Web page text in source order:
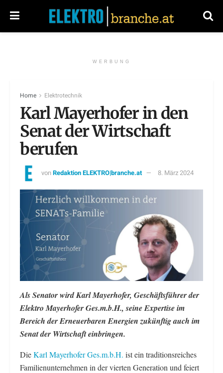
WERBUNG
Home Elektrotechnik
Karl Mayerhofer in den
Senat der Wirtschaft
berufen
vonRedaktion ELEKTRO|branche.at 8. März 2024
Als Senator wird Karl Mayerhofer, Geschäftsführer der
Elektro Mayerhofer Ges.m.b.H., seine Expertise im
Bereich der Erneuerbaren Energien zukünftig auch im
Senat der Wirtschaft einbringen.
DieKarl Mayerhofer Ges.m.b.H. ist ein traditionsreiches
Familienunternehmen in der vierten Generation und feiert